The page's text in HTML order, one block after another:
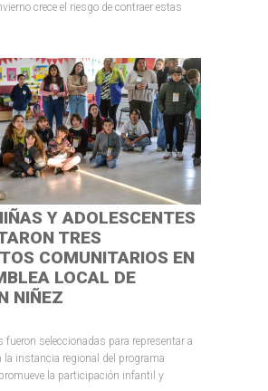
crece el riesgo de contraer estas
Y ADOLESCENTES
TRES
COMUNITARIOS EN
LOCAL DE
NIÑEZ
fueron seleccionadas para representar a
la instancia regional del programa
la participación infantil y